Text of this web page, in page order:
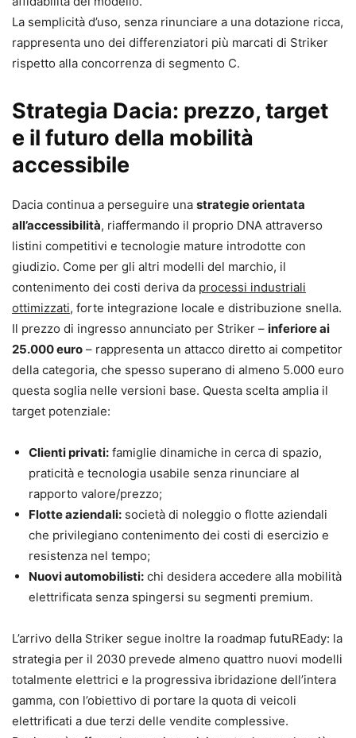
La semplicità d’uso, senza rinunciare a una dotazione ricca,
rappresenta uno dei differenziatori più marcati di Striker
rispetto alla concorrenza di segmento C.
Strategia Dacia: prezzo, target
e il futuro della mobilità
accessibile
Dacia continua a perseguire una strategie orientata
all’accessibilità, riaffermando il proprio DNA attraverso
listini competitivi e tecnologie mature introdotte con
giudizio. Come per gli altri modelli del marchio, il
contenimento dei costi deriva da processi industriali
ottimizzati, forte integrazione locale e distribuzione snella.
Il prezzo di ingresso annunciato per Striker – inferiore ai
25.000 euro – rappresenta un attacco diretto ai competitor
della categoria, che spesso superano di almeno 5.000 euro
questa soglia nelle versioni base. Questa scelta amplia il
target potenziale:
Clienti privati: famiglie dinamiche in cerca di spazio,
praticità e tecnologia usabile senza rinunciare al
rapporto valore/prezzo;
Flotte aziendali: società di noleggio o flotte aziendali
che privilegiano contenimento dei costi di esercizio e
resistenza nel tempo;
Nuovi automobilisti: chi desidera accedere alla mobilità
elettrificata senza spingersi su segmenti premium.
L’arrivo della Striker segue inoltre la roadmap futuREady: la
strategia per il 2030 prevede almeno quattro nuovi modelli
totalmente elettrici e la progressiva ibridazione dell’intera
gamma, con l’obiettivo di portare la quota di veicoli
elettrificati a due terzi delle vendite complessive.